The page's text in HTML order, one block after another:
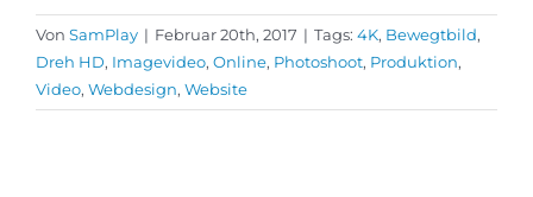
Von SamPlay | Februar 20th, 2017 | Tags: 4K, Bewegtbild,
Dreh HD, Imagevideo, Online, Photoshoot, Produktion,
Video, Webdesign, Website